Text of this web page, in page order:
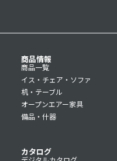
商品情報
商品一覧
イス・チェア・ソファ
机・テーブル
オープンエアー家具
備品・什器
カタログ